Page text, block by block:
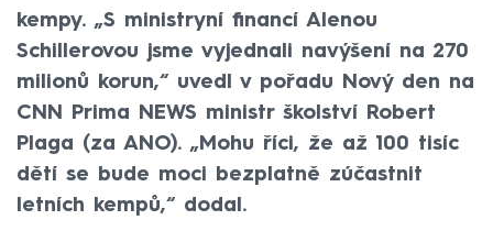
kempy. „S ministryní financí Alenou
Schillerovou jsme vyjednali navýšení na 270
milionů korun,“ uvedl v pořadu Nový den na
CNN Prima NEWS ministr školství Robert
Plaga (za ANO). „Mohu říci, že až 100 tisíc
dětí se bude moci bezplatně zúčastnit
letních kempů,“ dodal.